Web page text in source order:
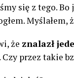
się z tego. Bo
że znalazł
przez takie